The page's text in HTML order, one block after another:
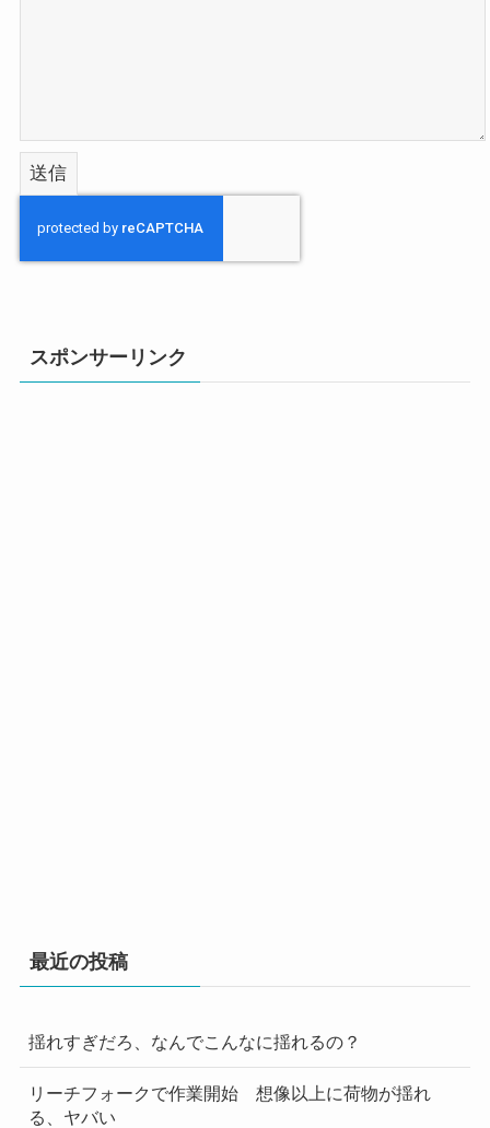
スポンサーリンク
最近の投稿
揺れすぎだろ、なんでこんなに揺れるの？
リーチフォークで作業開始 想像以上に荷物が揺れ
る、ヤバい